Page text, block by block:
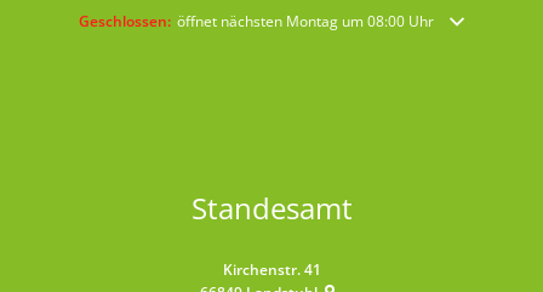
Klicken, um weitere Öffnungs- oder Schließzeiten auszublenden
Geschlossen: öffnet nächsten Montag um 08:00 Uhr
Standesamt
Kirchenstr. 41